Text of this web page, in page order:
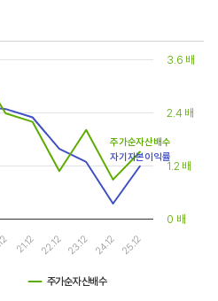
을 주당 100 달러에 매수하고 주당배당금으로
당 매력이 있는 기업이고 배당수익률은
categories.
values, and values.
주가순자산배수
21.12 22.12 23.12 24.12 25.12
0 배
1.2 배
2.4 배
3.6 배
자기자본이익률
주가순자산배수